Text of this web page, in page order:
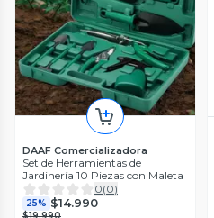
DAAF Comercializadora
Set de Herramientas de
Jardinería 10 Piezas con Maleta
0(0)
25% $14.990
$19.990